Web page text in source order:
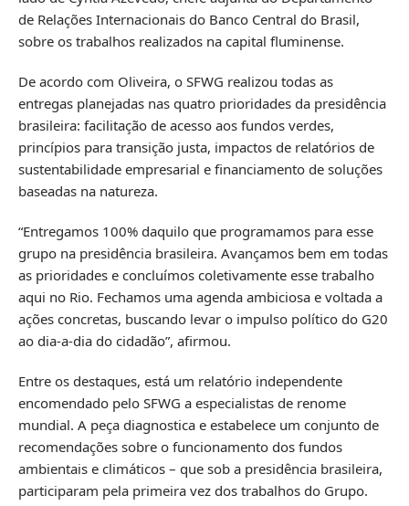
de Relações Internacionais do Banco Central do Brasil,
sobre os trabalhos realizados na capital fluminense.
De acordo com Oliveira, o SFWG realizou todas as
entregas planejadas nas quatro prioridades da presidência
brasileira: facilitação de acesso aos fundos verdes,
princípios para transição justa, impactos de relatórios de
sustentabilidade empresarial e financiamento de soluções
baseadas na natureza.
“Entregamos 100% daquilo que programamos para esse
grupo na presidência brasileira. Avançamos bem em todas
as prioridades e concluímos coletivamente esse trabalho
aqui no Rio. Fechamos uma agenda ambiciosa e voltada a
ações concretas, buscando levar o impulso político do G20
ao dia-a-dia do cidadão”, afirmou.
Entre os destaques, está um relatório independente
encomendado pelo SFWG a especialistas de renome
mundial. A peça diagnostica e estabelece um conjunto de
recomendações sobre o funcionamento dos fundos
ambientais e climáticos – que sob a presidência brasileira,
participaram pela primeira vez dos trabalhos do Grupo.